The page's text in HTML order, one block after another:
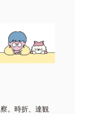
。時折、達観